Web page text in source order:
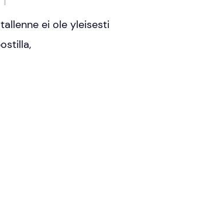
ei ole yleisesti